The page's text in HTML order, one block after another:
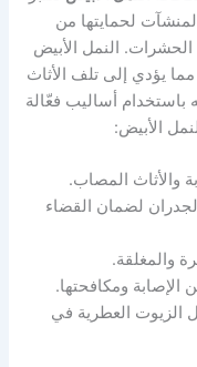
لحمايتها من
الحشرات. النمل الأبيض
يؤدي إلى تلف الأثاث
باستخدام أساليب فعّالة
الأبيض:
والأثاث المصاب.
لضمان القضاء
والمغلقة.
الإصابة ومكافحتها.
الزيوت العطرية في